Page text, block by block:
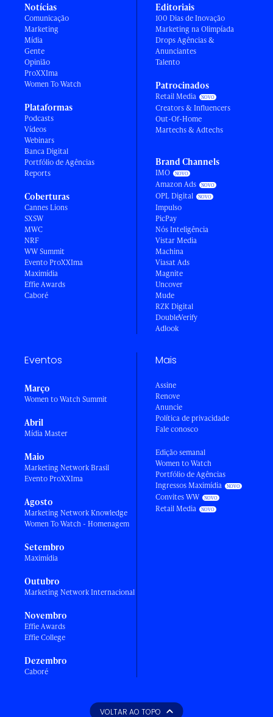
Notícias
Comunicação
Marketing
Mídia
Gente
Opinião
ProXXIma
Women To Watch
Plataformas
Podcasts
Vídeos
Webinars
Banca Digital
Portfólio de Agências
Reports
Coberturas
Cannes Lions
SXSW
MWC
NRF
WW Summit
Evento ProXXIma
Maximídia
Effie Awards
Caboré
Editoriais
100 Dias de Inovação
Marketing na Olimpíada
Drops Agências &
Anunciantes
Talento
Patrocinados
Retail Media
Creators & Influencers
Out-Of-Home
Martechs & Adtechs
Brand Channels
IMO
Amazon Ads
OPL Digital
Impulso
PicPay
Nós Inteligência
Vistar Media
Machina
Viasat Ads
Magnite
Uncover
Mude
RZK Digital
DoubleVerify
Adlook
Eventos
Março
Women to Watch Summit
Abril
Mídia Master
Maio
Marketing Network Brasil
Evento ProXXIma
Agosto
Marketing Network Knowledge
Women To Watch - Homenagem
Setembro
Maximídia
Outubro
Marketing Network Internacional
Novembro
Effie Awards
Effie College
Dezembro
Caboré
Mais
Assine
Renove
Anuncie
Política de privacidade
Fale conosco
Edição semanal
Women to Watch
Portfólio de Agências
Ingressos Maximídia
Convites WW
Retail Media
VOLTAR AO TOPO